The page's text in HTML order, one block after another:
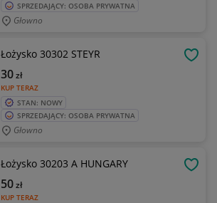
SPRZEDAJĄCY: OSOBA PRYWATNA
Głowno
Łożysko 30302 STEYR
KUP TERAZ
30zł
STAN: NOWY
SPRZEDAJĄCY: OSOBA PRYWATNA
Głowno
Łożysko 30203 A HUNGARY
KUP TERAZ
50zł